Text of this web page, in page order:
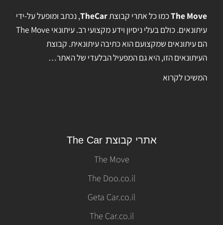
The Moveכמו כל אתרי קבוצתTheCar, נכתב ומופעל על-ידי
עיתונאים. כולם בעלי ניסיון וידע מקצועי רב. עיתונאי The Move
הם עיתונאים שמקצועם הוא כתיבה עיתונאית. קבוצת
העיתונאים הזו, היא גם המפעיל הבלעדי של האתר…
המשיכו לקרוא
אתרי קבוצת The Car
The Move
The Doo.co.il
Geta Car.co.il
The Car.co.il